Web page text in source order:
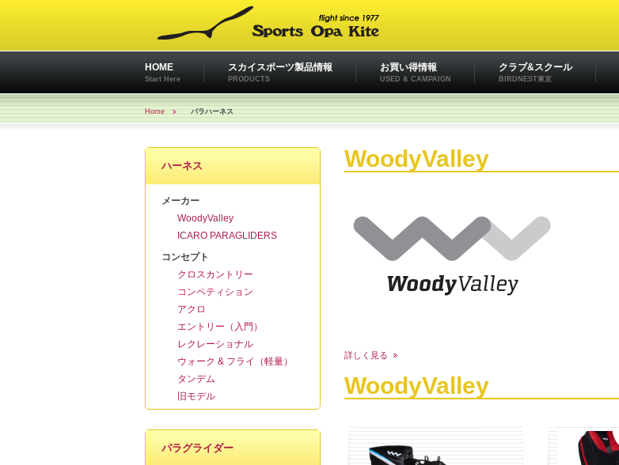
HOME
Start Here
スカイスポーツ製品情報
PRODUCTS
お買い得情報
USED & CAMPAIGN
クラブ&スクール
BIRDNEST東京
Home パラハーネス
ハーネス
メーカー
WoodyValley
ICARO PARAGLIDERS
コンセプト
クロスカントリー
コンペティション
アクロ
エントリー（入門）
レクレーショナル
ウォーク & フライ（軽量）
タンデム
旧モデル
パラグライダー
WoodyValley
詳しく見る
WoodyValley